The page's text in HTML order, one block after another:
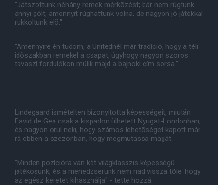
"Játszottunk néhány remek mérkõzést; bár nem rúgtunk
annyi gólt, amennyit rúghattunk volna, de nagyon jó játékkal
rukkoltunk elõ."
"Amennyire én tudom, a Unitednél már tradíció, hogy a téli
idõszakban remekel a csapat, úgyhogy nagyon szoros
tavaszi fordulókon múlik majd a bajnoki cím sorsa."
Lindegaard ismételten bizonyította képességeit, miután
David de Gea csak a kispadon ülhetett Nyugat-Londonban,
és nagyon örül neki, hogy számos lehetõséget kapott már
rá ebben a szezonban, hogy megmutassa magát.
"Minden pozícióra van két világklasszis képességû
játékosunk, és a menedzserünk nem riad vissza tõle, hogy
az egész keretet kihasználja" - tette hozzá.